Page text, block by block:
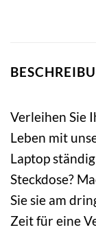
Verleihen Sie
Leben mit
Laptop
Steckdose?
Sie sie am
Zeit für eine